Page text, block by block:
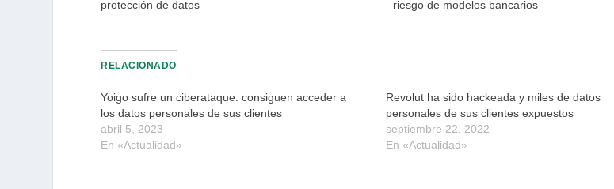
protección de datos
riesgo de modelos bancarios
RELACIONADO
Yoigo sufre un ciberataque: consiguen acceder a
los datos personales de sus clientes
abril 5, 2023
En «Actualidad»
Revolut ha sido hackeada y miles de datos
personales de sus clientes expuestos
septiembre 22, 2022
En «Actualidad»